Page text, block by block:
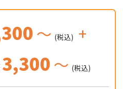
～ (税込) +
3,300～ (税込)